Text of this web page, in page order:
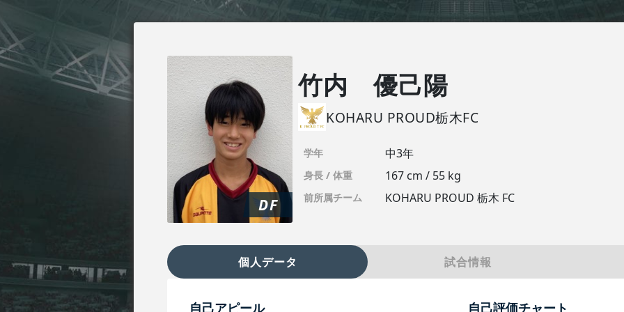
DF
竹内 優己陽
KOHARU PROUD栃木FC
学年 中3年
身長 / 体重 167 cm / 55 kg
前所属チーム KOHARU PROUD 栃木 FC
個人データ 試合情報
自己アピール 自己評価チャート